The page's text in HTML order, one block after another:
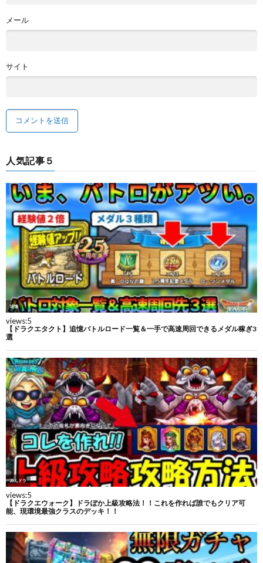
メール
サイト
人気記事５